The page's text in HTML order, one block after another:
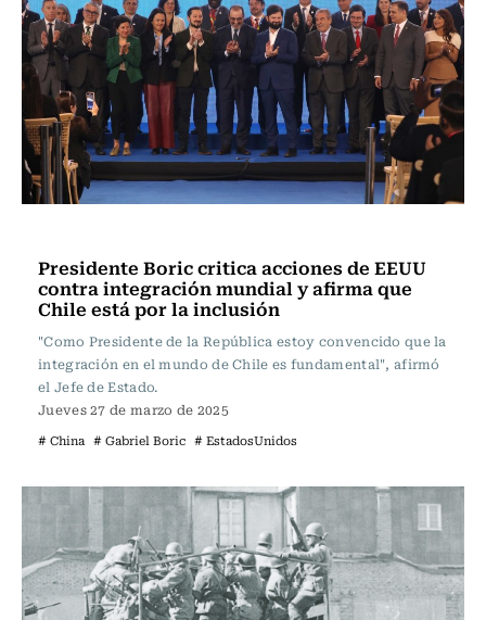
Presidente Boric critica acciones de EEUU
contra integración mundial y afirma que
Chile está por la inclusión
"Como Presidente de la República estoy convencido que la
integración en el mundo de Chile es fundamental", afirmó
el Jefe de Estado.
Jueves 27 de marzo de 2025
# China # Gabriel Boric # EstadosUnidos